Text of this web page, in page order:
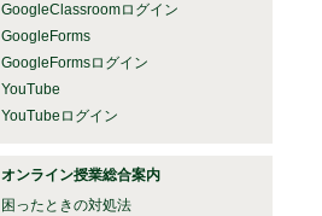
GoogleClassroomログイン
GoogleForms
GoogleFormsログイン
YouTube
YouTubeログイン
オンライン授業総合案内
困ったときの対処法